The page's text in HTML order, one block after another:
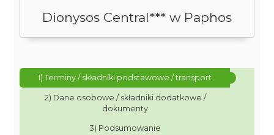
Dionysos Central*** w Paphos
1) Terminy / składniki podstawowe / transport
2) Dane osobowe / składniki dodatkowe /
dokumenty
3) Podsumowanie